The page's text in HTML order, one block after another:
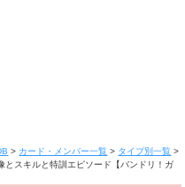
> カード・メンバー一覧 > タイプ別一覧 >
とスキルと特訓エピソード【バンドリ！ガ